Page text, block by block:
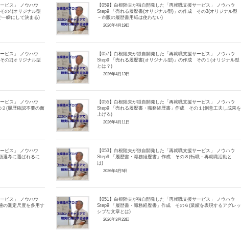
ビス」 ノウハウ
の4(オリジナル型
一瞬にして決まる)
【059】白根陸夫が独自開発した「再就職支援サービス」 ノウハウ
Step9 「売れる履歴書(オリジナル型)」の作成 その3(オリジナル型
－市販の履歴書用紙は使わない)
2026年4月19日
ビス」 ノウハウ
の2(オリジナル型
【057】白根陸夫が独自開発した「再就職支援サービス」 ノウハウ
Step9 「売れる履歴書(オリジナル型)」の作成 その１(オリジナル型
とは？)
2026年4月13日
ビス」 ノウハウ
(履歴確認不要の面
【055】白根陸夫が独自開発した「再就職支援サービス」 ノウハウ
Step9 「売れる履歴書・職務経歴書」作成 その１(創意工夫し成果を
上げる)
2026年4月11日
ビス」 ノウハウ
選考に選ばれるに
【053】白根陸夫が独自開発した「再就職支援サービス」 ノウハウ
Step9 「履歴書・職務経歴書」作成 その８(転職・再就職活動と
は)
2026年4月5日
ビス」 ノウハウ
の測定尺度を多用す
【051】白根陸夫が独自開発した「再就職支援サービス」 ノウハウ
Step9 「履歴書・職務経歴書」作成 その６(業績を表現するアグレッ
シブな文章とは)
2026年3月23日